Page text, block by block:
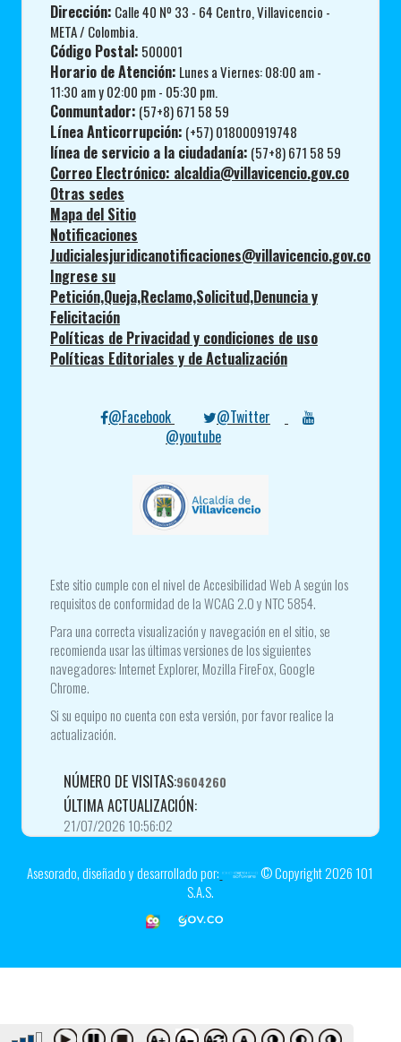
Dirección: Calle 40 Nº 33 - 64 Centro, Villavicencio -
META / Colombia.
Código Postal: 500001
Horario de Atención: Lunes a Viernes: 08:00 am -
11:30 am y 02:00 pm - 05:30 pm.
Conmuntador: (57+8) 671 58 59
Línea Anticorrupción: (+57) 018000919748
línea de servicio a la ciudadanía: (57+8) 671 58 59
Correo Electrónico: alcaldia@villavicencio.gov.co
Otras sedes
Mapa del Sitio
Notificaciones
Judicialesjuridicanotificaciones@villavicencio.gov.co
Ingrese su
Petición,Queja,Reclamo,Solicitud,Denuncia y
Felicitación
Políticas de Privacidad y condiciones de uso
Políticas Editoriales y de Actualización
@Facebook
@Twitter
@youtube
Este sitio cumple con el nivel de Accesibilidad Web A según los
requisitos de conformidad de la WCAG 2.0 y NTC 5854.
Para una correcta visualización y navegación en el sitio, se
recomienda usar las últimas versiones de los siguientes
navegadores: Internet Explorer, Mozilla FireFox, Google
Chrome.
Si su equipo no cuenta con esta versión, por favor realice la
actualización.
NÚMERO DE VISITAS:9604260
ÚLTIMA ACTUALIZACIÓN:
21/07/2026 10:56:02
Asesorado, diseñado y desarrollado por: © Copyright2026 101
S.A.S.